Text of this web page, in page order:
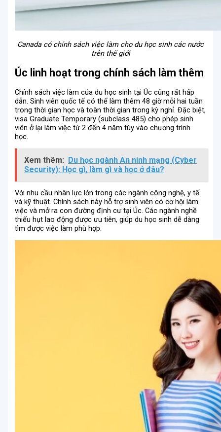
Canada có chính sách việc làm cho du học sinh các nước
trên thế giới
Úc linh hoạt trong chính sách làm thêm
Chính sách việc làm của du học sinh tại Úc cũng rất hấp
dẫn. Sinh viên quốc tế có thể làm thêm 48 giờ mỗi hai tuần
trong thời gian học và toàn thời gian trong kỳ nghỉ. Đặc biệt,
visa Graduate Temporary (subclass 485) cho phép sinh
viên ở lại làm việc từ 2 đến 4 năm tùy vào chương trình
học.
Xem thêm:
Du học ngành An ninh mạng (Cyber
Security): Học gì, làm gì và học ở đâu?
Với nhu cầu nhân lực lớn trong các ngành công nghệ, y tế
và kỹ thuật. Chính sách này hỗ trợ sinh viên có cơ hội làm
việc và mở ra con đường định cư tại Úc. Các ngành nghề
thiếu hụt lao động được ưu tiên, giúp du học sinh dễ dàng
tìm được việc làm phù hợp.